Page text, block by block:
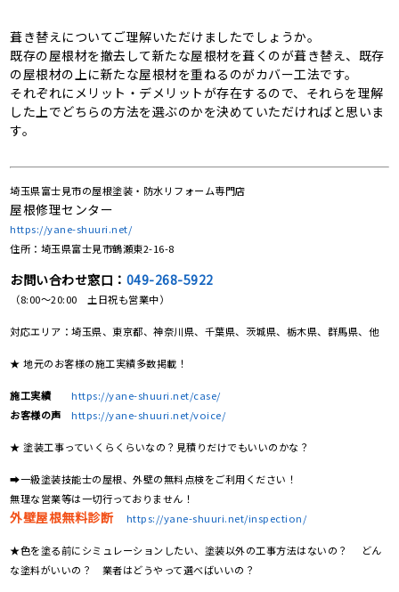
葺き替えについてご理解いただけましたでしょうか。
既存の屋根材を撤去して新たな屋根材を葺くのが葺き替え、既存
の屋根材の上に新たな屋根材を重ねるのがカバー工法です。
それぞれにメリット・デメリットが存在するので、それらを理解
した上でどちらの方法を選ぶのかを決めていただければと思いま
す。
埼玉県富士見市の屋根塗装・防水リフォーム専門店
屋根修理センター
https://yane-shuuri.net/
住所：埼玉県富士見市鶴瀬東2-16-8
お問い合わせ窓口： 049-268-5922
（8:00〜20:00 土日祝も営業中）
対応エリア：埼玉県、東京都、神奈川県、千葉県、茨城県、栃木県、群馬県、他
★ 地元のお客様の施工実績多数掲載！
施工実績
https://yane-shuuri.net/case/
お客様の声
https://yane-shuuri.net/voice/
★ 塗装工事っていくらくらいなの？見積りだけでもいいのかな？
➡一級塗装技能士の屋根、外壁の無料点検をご利用ください！
無理な営業等は一切行っておりません！
外壁屋根無料診断 https://yane-shuuri.net/inspection/
★色を塗る前にシミュレーションしたい、塗装以外の工事方法はないの？ どん
な塗料がいいの？ 業者はどうやって選べばいいの？